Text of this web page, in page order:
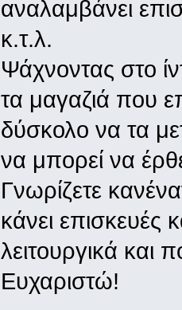
αναλαμβάνει
κ.τ.λ.
Ψάχνοντας στο
τα μαγαζιά που
δύσκολο να τα
να μπορεί να
Γνωρίζετε
κάνει επισκευές
λειτουργικά και
Ευχαριστώ!